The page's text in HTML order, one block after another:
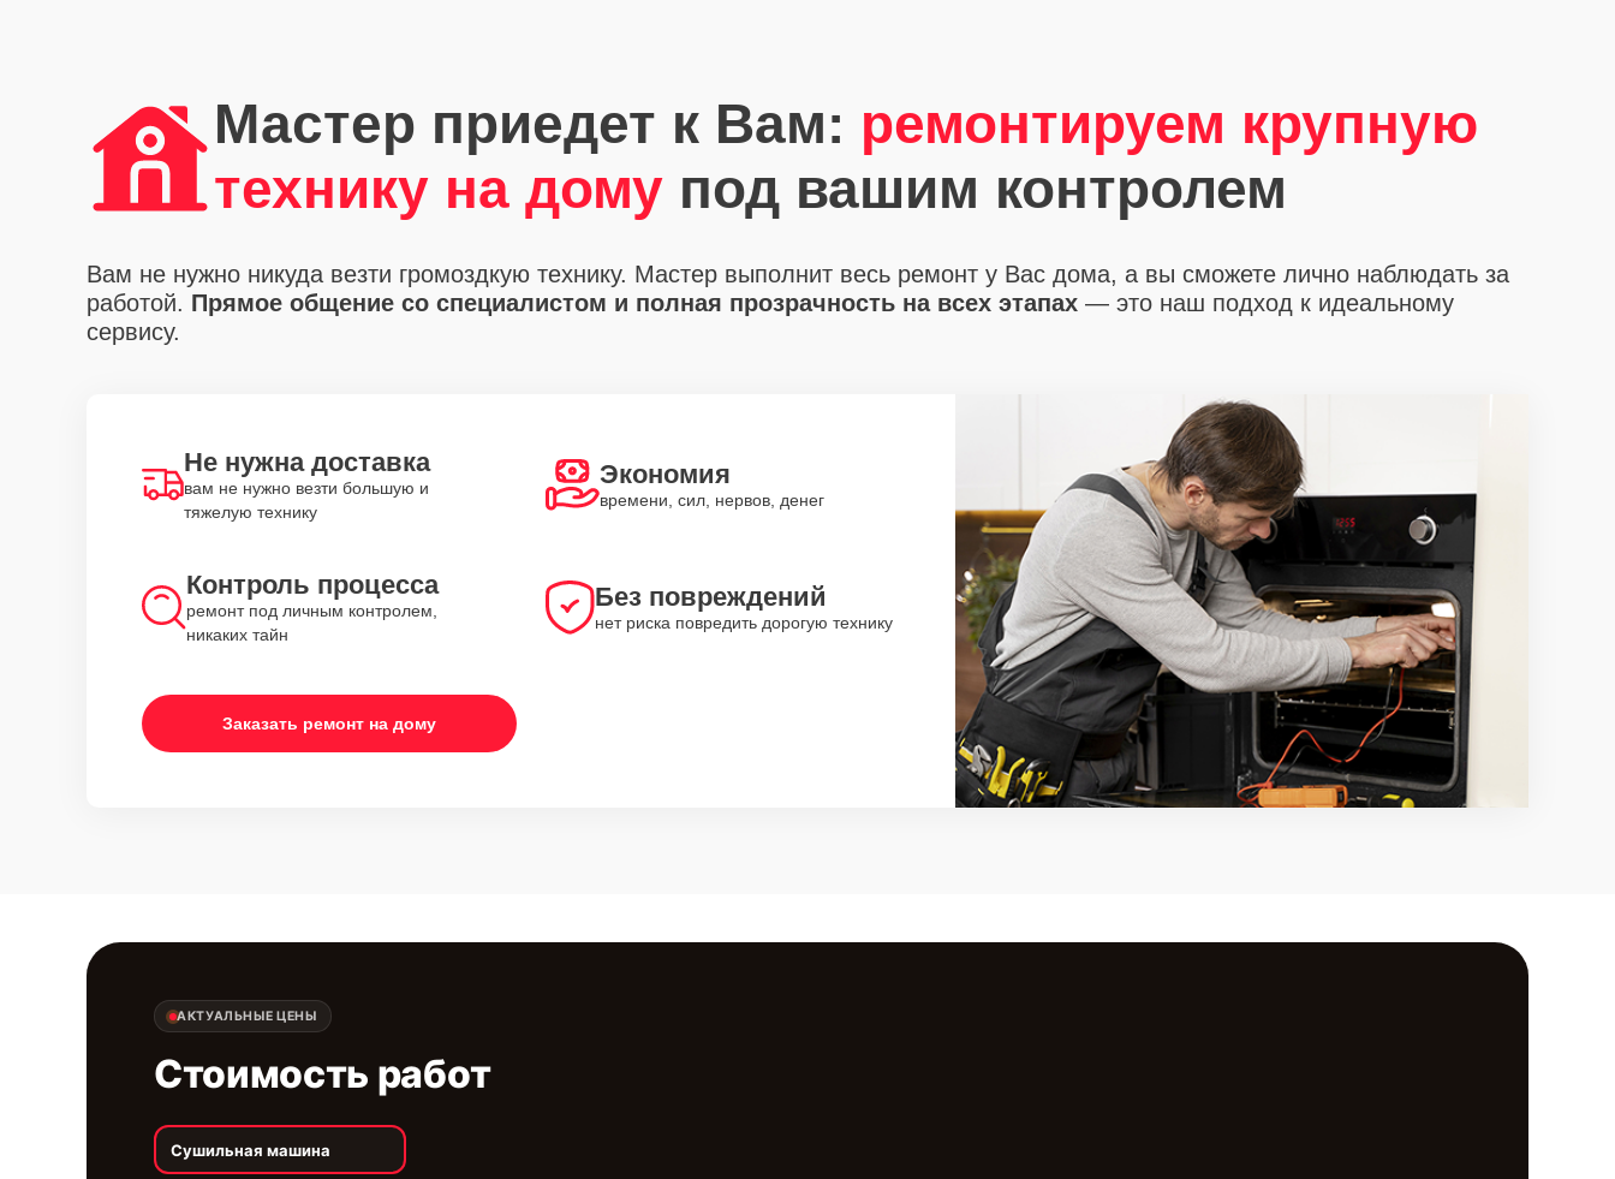
Мастер приедет к Вам: ремонтируем крупную
технику на дому под вашим контролем
Вам не нужно никуда везти громоздкую технику. Мастер выполнит весь ремонт у Вас дома, а вы сможете лично наблюдать за
работой. Прямое общение со специалистом и полная прозрачность на всех этапах — это наш подход к идеальному
сервису.
Не нужна доставка
вам не нужно везти большую и
тяжелую технику
Экономия
времени, сил, нервов, денег
Контроль процесса
ремонт под личным контролем,
никаких тайн
Без повреждений
нет риска повредить дорогую технику
Заказать ремонт на дому
АКТУАЛЬНЫЕ ЦЕНЫ
Стоимость работ
Сушильная машина